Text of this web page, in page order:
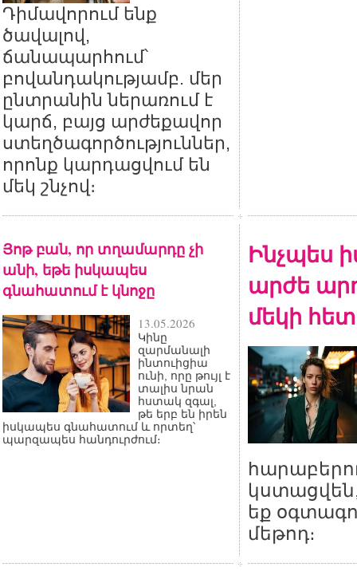
Դիմավորում ենք
ծավալով,
ճանապարհում՝
բովանդակությամբ. մեր
ընտրանին ներառում է
կարճ, բայց արժեքավոր
ստեղծագործություններ,
որոնք կարդացվում են
մեկ շնչով։
Յոթ բան, որ տղամարդը չի
անի, եթե իսկապես
գնահատում է կնոջը
13.05.2026
Կինը
զարմանալի
ինտուիցիա
ունի, որը թույլ է
տալիս նրան
հստակ զգալ,
թե երբ են իրեն
իսկապես գնահատում և որտեղ՝
պարզապես հանդուրժում։
Ինչպես
արժե
մեկի
եք
մեթոդ։